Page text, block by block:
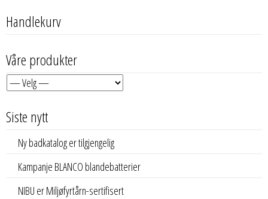
Handlekurv
Våre produkter
Siste nytt
Ny badkatalog er tilgjengelig
Kampanje BLANCO blandebatterier
NIBU er Miljøfyrtårn-sertifisert